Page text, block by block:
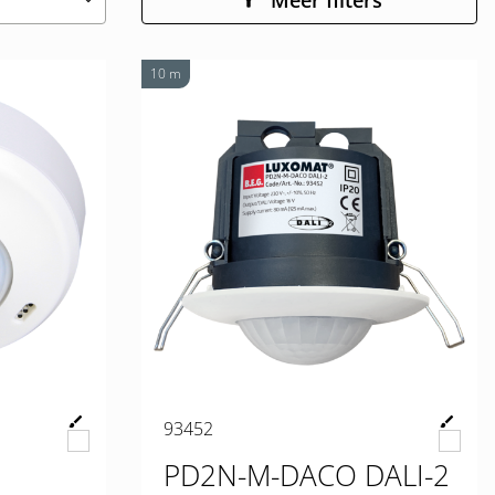
10 m
93452
PD2N-M-DACO DALI-2